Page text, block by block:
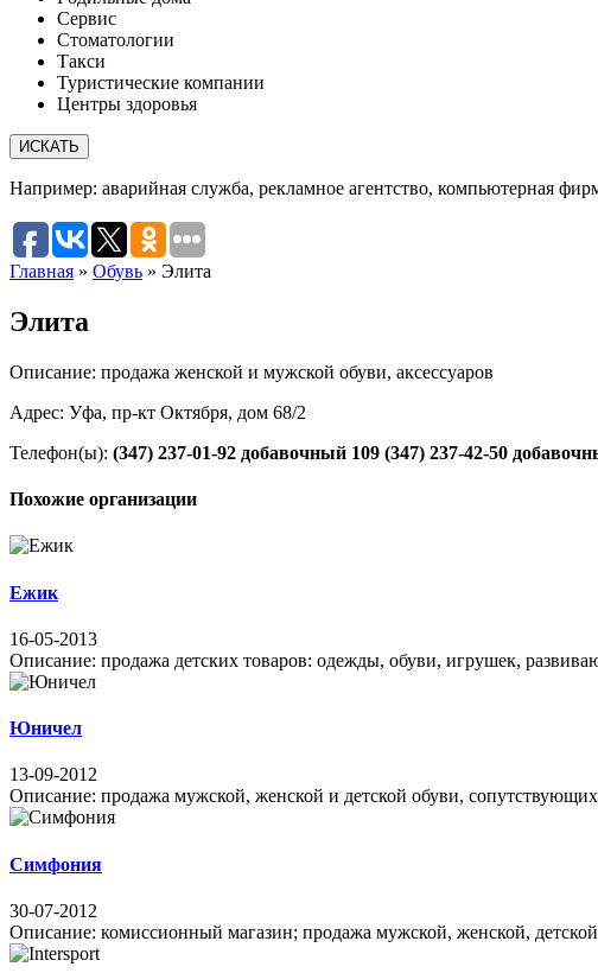
Сервис
Стоматологии
Такси
Туристические компании
Центры здоровья
Например: аварийная служба, рекламное агентство, компьютерная
Главная » Обувь » Элита
Элита
Описание: продажа женской и мужской обуви, аксессуаров
Адрес: Уфа, пр-кт Октября, дом 68/2
Телефон(ы): (347) 237-01-92 добавочный 109 (347) 237-42-50
Похожие организации
Ежик
16-05-2013
Описание: продажа детских товаров: одежды, обуви, игрушек,
Юничел
13-09-2012
Описание: продажа мужской, женской и детской обуви,
Симфония
30-07-2012
Описание: комиссионный магазин; продажа мужской, женской,